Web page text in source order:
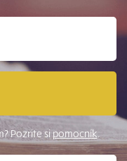
Pozrite sipomocník.